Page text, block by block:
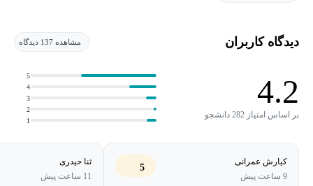
در انتها هم چند راهکار برای ایده‌پردازی برای ساخت فیلم های جذاب و
دیدگاه کاربران مشاهده 137 دیدگاه
4.2
بر اساس امتیاز 282 دانشجو
1
2
3
4
5
کیارش عمرانی
9 ساعت پیش
5
ثنا حیدری
11 ساعت پیش